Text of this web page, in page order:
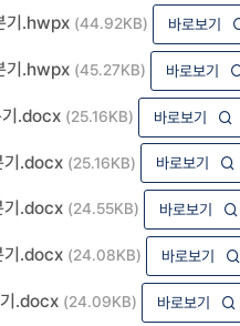
기.hwpx (44.92KB) 바로보기
기.hwpx (45.27KB) 바로보기
기.docx (25.16KB) 바로보기
기.docx (25.16KB) 바로보기
기.docx (24.55KB) 바로보기
기.docx (24.08KB) 바로보기
기.docx (24.09KB) 바로보기